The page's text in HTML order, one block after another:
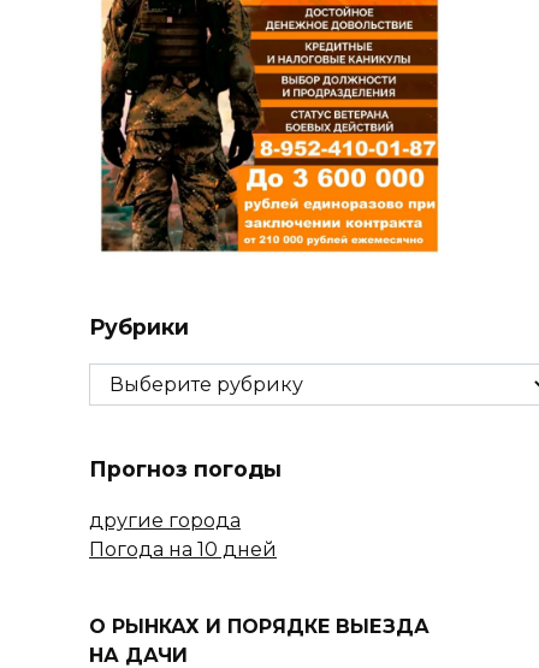
Рубрики
Рубрики
Прогноз погоды
другие города
Погода на 10 дней
О РЫНКАХ И ПОРЯДКЕ ВЫЕЗДА
НА ДАЧИ